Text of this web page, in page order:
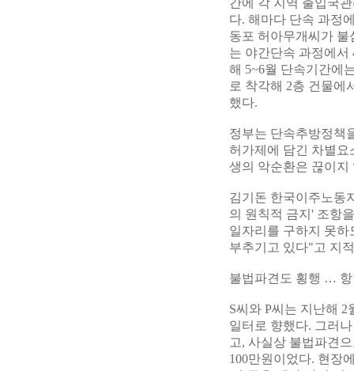
간에 각 지역 출입국
다. 해마다 단속 과정
동포 허아무개씨가 불
는 야간단속 과정에
해 5~6월 단속기간에
로 착각해 2층 건물에
했다.
정부는 단속추방정책
허가제에 담긴 차별요
생의 악순환은 끊이지
김기돈 한국이주노동
의 원칙적 금지' 조항
일자리를 구하지 못
부추기고 있다"고 지
불법파견도 횡행 …
S씨와 P씨는 지난해
일터로 향했다. 그러
고, 사실상 불법파견
100만원이었다. 현장